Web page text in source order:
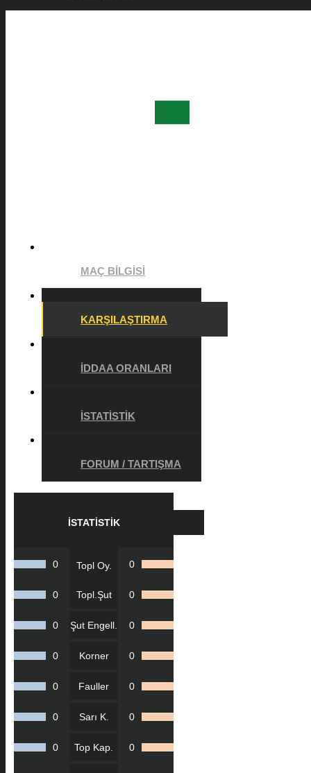
MAÇ BILGISI
KARŞILAŞTIRMA
İDDAA ORANLARI
İSTATISTIK
FORUM / TARTIŞMA
İSTATISTIK
0 Topl Oy. 0
0 Topl.Şut 0
0 Şut Engell. 0
0 Korner 0
0 Fauller 0
0 Sarı K. 0
0 Top Kap. 0